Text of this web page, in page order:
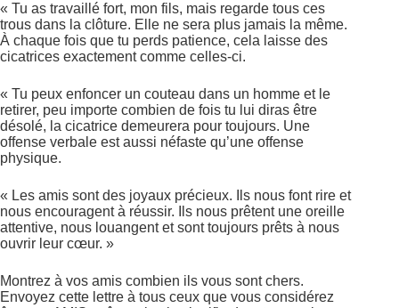
« Tu as travaillé fort, mon fils, mais regarde tous ces
trous dans la clôture. Elle ne sera plus jamais la même.
À chaque fois que tu perds patience, cela laisse des
cicatrices exactement comme celles-ci.
« Tu peux enfoncer un couteau dans un homme et le
retirer, peu importe combien de fois tu lui diras être
désolé, la cicatrice demeurera pour toujours. Une
offense verbale est aussi néfaste qu’une offense
physique.
« Les amis sont des joyaux précieux. Ils nous font rire et
nous encouragent à réussir. Ils nous prêtent une oreille
attentive, nous louangent et sont toujours prêts à nous
ouvrir leur cœur. »
Montrez à vos amis combien ils vous sont chers.
Envoyez cette lettre à tous ceux que vous considérez